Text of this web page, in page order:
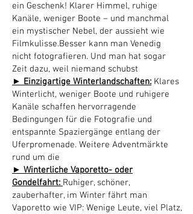
ein Geschenk! Klarer Himmel, ruhige
Kanäle, weniger Boote – und manchmal
ein mystischer Nebel, der aussieht wie
Filmkulisse.Besser kann man Venedig
nicht fotografieren. Und man hat sogar
Zeit dazu, weil niemand schubst
► Einzigartige Winterlandschaften: Klares
Winterlicht, weniger Boote und ruhigere
Kanäle schaffen hervorragende
Bedingungen für die Fotografie und
entspannte Spaziergänge entlang der
Uferpromenade. Weitere Adventmärkte
rund um die
► Winterliche Vaporetto- oder
Gondelfahrt: Ruhiger, schöner,
zauberhafter, im Winter fährt man
Vaporetto wie VIP: Wenige Leute, viel Platz,